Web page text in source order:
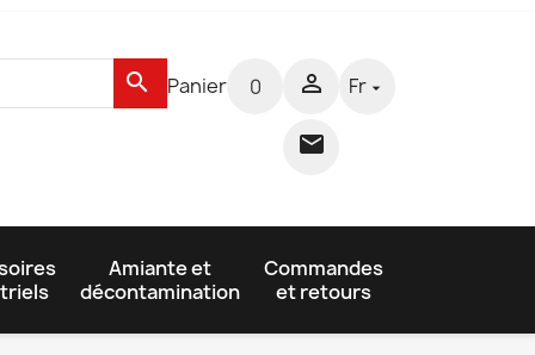
search Panier 0 

Fr 
Amiante et
décontamination
Commandes
et retours